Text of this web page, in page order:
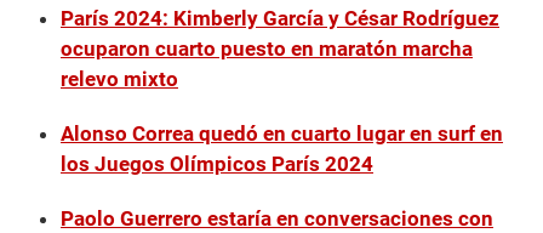
París 2024: Kimberly García y César Rodríguez
ocuparon cuarto puesto en maratón marcha
relevo mixto
Alonso Correa quedó en cuarto lugar en surf en
los Juegos Olímpicos París 2024
Paolo Guerrero estaría en conversaciones con